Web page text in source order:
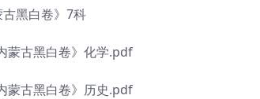
黑白卷》7科
蒙古黑白卷》化学.pdf
蒙古黑白卷》历史.pdf